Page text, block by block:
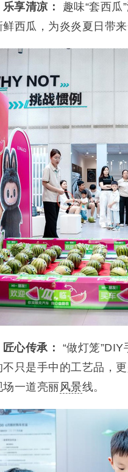
享清凉：
趣味“套西瓜
西瓜，为炎炎夏日带来
心传承：
“做灯笼
只是手中的工艺品，
一道亮丽 风景线。